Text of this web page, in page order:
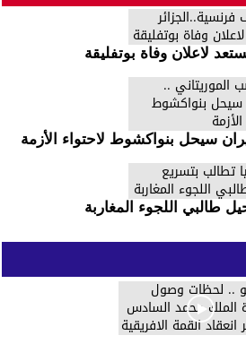
لاعلان وفاة بوتفليقة
سيحل بنواكشوط لاحتواء الأزمة
طالبي اللجوء المغاربة